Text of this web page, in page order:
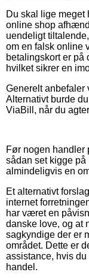
Du skal lige
online shop
uendeligt
om en falsk online
betalingskort er på
hvilket sikrer en
Generelt anbefaler
Alternativt burde
ViaBill, når du
Før nogen handler
sådan set kigge
almindeligvis en
Et alternativt
internet
har været en
danske love, og at
sagkyndige der er
området. Dette er
assistance, hvis
handel.